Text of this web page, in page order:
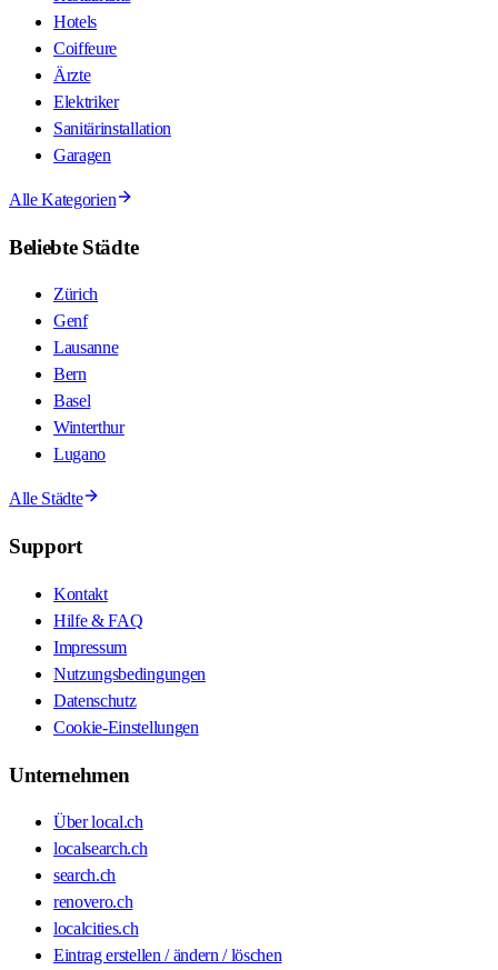
Hotels
Coiffeure
Ärzte
Elektriker
Sanitärinstallation
Garagen
Alle Kategorien
Beliebte Städte
Zürich
Genf
Lausanne
Bern
Basel
Winterthur
Lugano
Alle Städte
Support
Kontakt
Hilfe & FAQ
Impressum
Nutzungsbedingungen
Datenschutz
Cookie-Einstellungen
Unternehmen
Über local.ch
localsearch.ch
search.ch
renovero.ch
localcities.ch
Eintrag erstellen / ändern / löschen